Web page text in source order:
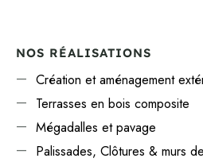
NOS RÉALISATIONS
Création et aménagement
Terrasses en bois composite
Mégadalles et pavage
Palissades, Clôtures & murs